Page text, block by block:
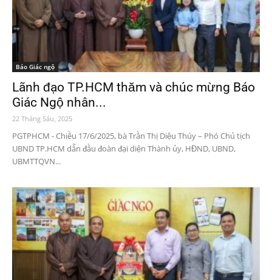
Báo Giác ngộ
Lãnh đạo TP.HCM thăm và chúc mừng Báo
Giác Ngộ nhân...
22 Tháng Sáu, 2025
PGTPHCM - Chiều 17/6/2025, bà Trần Thị Diệu Thúy – Phó Chủ tịch
UBND TP.HCM dẫn đầu đoàn đại diện Thành ủy, HĐND, UBND,
UBMTTQVN...